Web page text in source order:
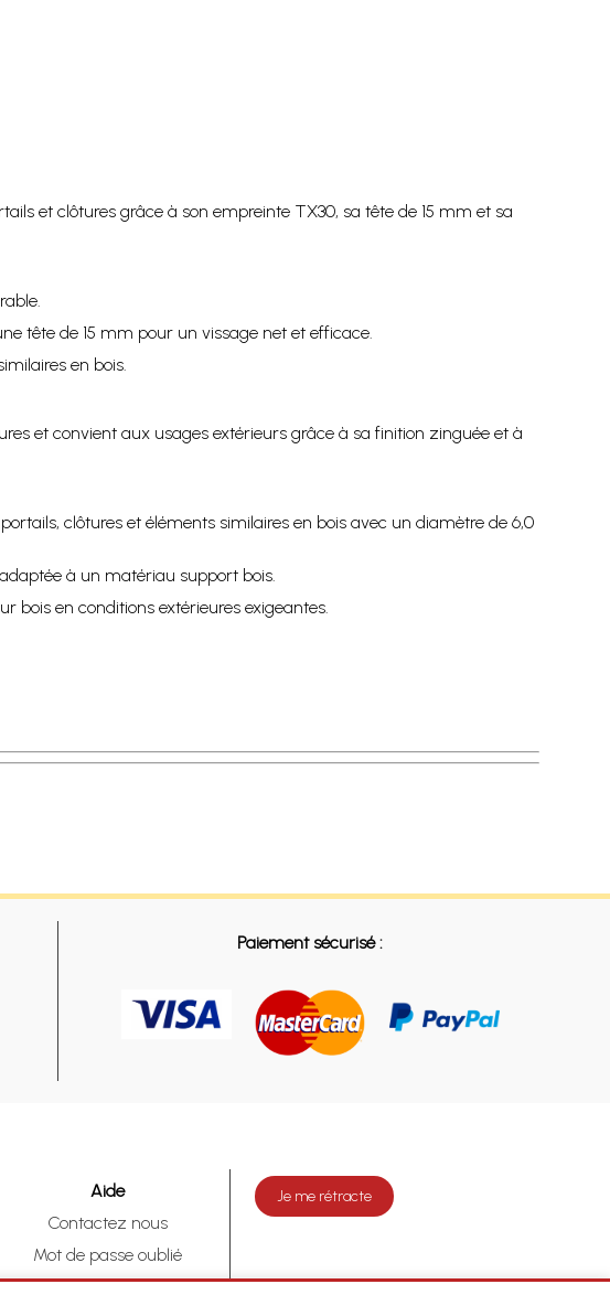
et clôtures grâce à son empreinte TX30, sa tête de 15 mm et sa
tête de 15 mm pour un vissage net et efficace.
en bois.
et convient aux usages extérieurs grâce à sa finition zinguée et à
clôtures et éléments similaires en bois avec un diamètre de 6,0
à un matériau support bois.
bois en conditions extérieures exigeantes.
Paiement sécurisé :
Aide
Contactez nous
Mot de passe oublié
Je me rétracte
Je me rétracte